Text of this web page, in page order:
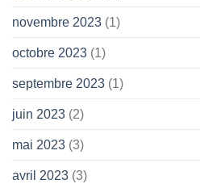
novembre 2023 (1)
octobre 2023 (1)
septembre 2023 (1)
juin 2023 (2)
mai 2023 (3)
avril 2023 (3)